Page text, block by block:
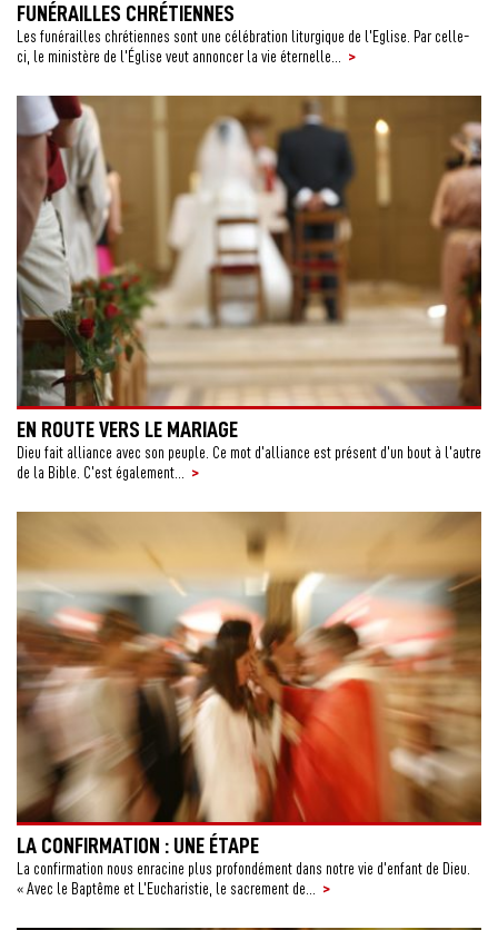
FUNÉRAILLES CHRÉTIENNES
Les funérailles chrétiennes sont une célébration liturgique de l’Eglise. Par celle-
ci, le ministère de l’Église veut annoncer la vie éternelle...
>
EN ROUTE VERS LE MARIAGE
Dieu fait alliance avec son peuple. Ce mot d’alliance est présent d’un bout à l’autre
de la Bible. C’est également...
>
LA CONFIRMATION : UNE ÉTAPE
La confirmation nous enracine plus profondément dans notre vie d’enfant de Dieu.
« Avec le Baptême et L’Eucharistie, le sacrement de...
>